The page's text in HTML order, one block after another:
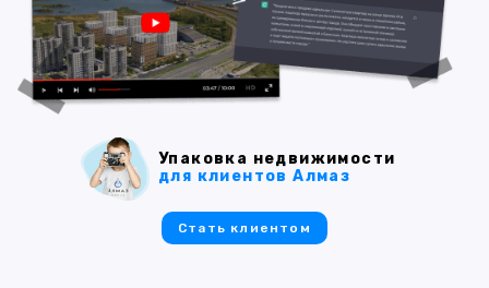
Упаковка недвижимости
для клиентов Алмаз
Стать клиентом